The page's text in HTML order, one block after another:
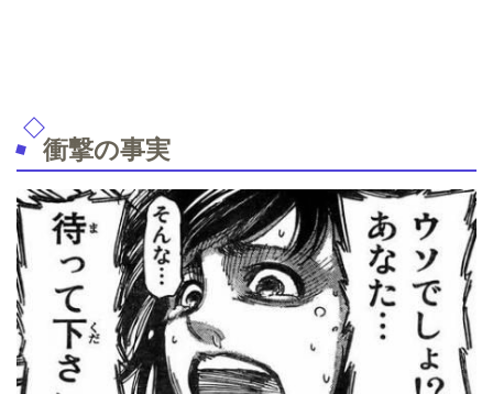
衝撃の事実